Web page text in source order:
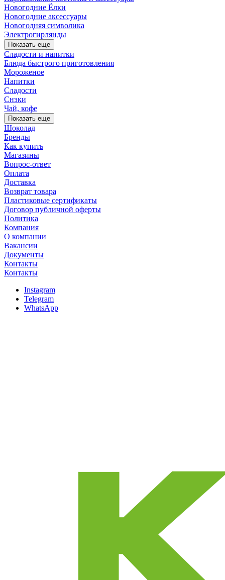
Новогодние Ёлки
Новогодние аксессуары
Новогодняя символика
Электрогирлянды
Показать еще
Сладости и напитки
Блюда быстрого приготовления
Мороженое
Напитки
Сладости
Снэки
Чай, кофе
Показать еще
Шоколад
Бренды
Как купить
Магазины
Вопрос-ответ
Оплата
Доставка
Возврат товара
Пластиковые сертификаты
Договор публичной оферты
Политика
Компания
О компании
Вакансии
Документы
Контакты
Контакты
Instagram
Telegram
WhatsApp